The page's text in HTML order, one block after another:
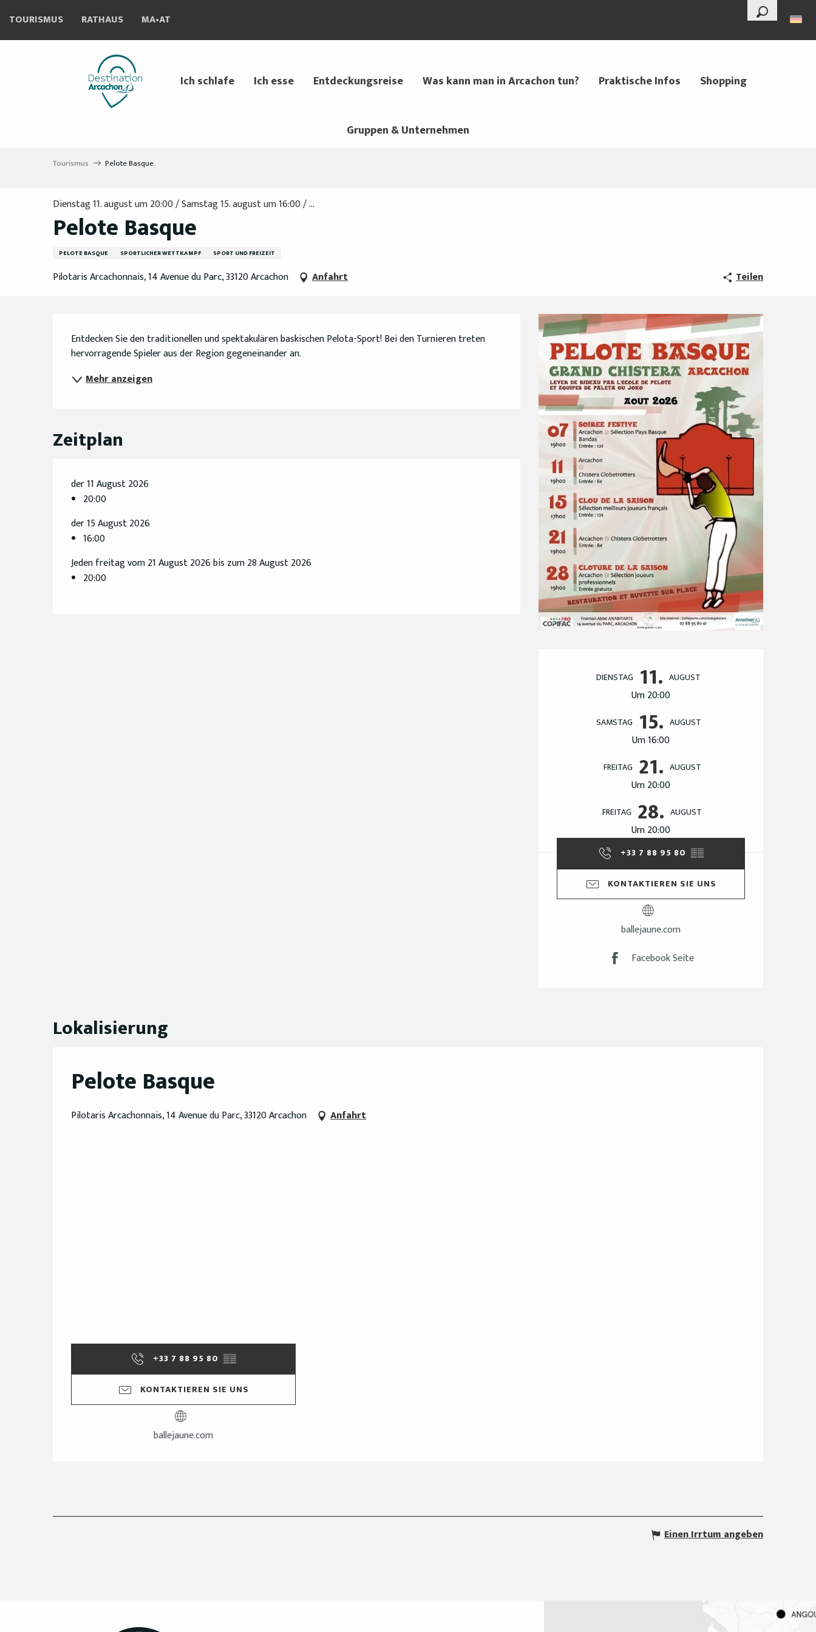
contenu
--°
Suche
TOURISMUS RATHAUS MA•AT
Ich schlafe Ich esse Entdeckungsreise Was kann man in Arcachon tun? Praktische Infos Shopping
Gruppen & Unternehmen
Tourismus Pelote Basque
Dienstag 11. august um 20:00 / Samstag 15. august um 16:00 / ...
Pelote Basque
PELOTE BASQUE SPORTLICHER WETTKAMPF SPORT UND FREIZEIT
Pilotaris Arcachonnais, 14 Avenue du Parc, 33120 Arcachon Anfahrt Teilen
Öffnungszeiten &
DIENSTAG 11. AUGUST
Um 20:00
SAMSTAG 15. AUGUST
Um 16:00
FREITAG 21. AUGUST
Um 20:00
FREITAG 28. AUGUST
Um 20:00
+33 7 88 95 80 ▒▒
KONTAKTIEREN SIE UNS
ballejaune.com
Facebook Seite
Beschreibung
Entdecken Sie den traditionellen und spektakulären baskischen Pelota-Sport! Bei den Turnieren treten
hervorragende Spieler aus der Region gegeneinander an.
Mehr anzeigen
Zeitplan
der 11 August 2026
20:00
der 15 August 2026
16:00
Jeden freitag vom 21 August 2026 bis zum 28 August 2026
20:00
Lokalisierung
Pelote Basque
Pilotaris Arcachonnais, 14 Avenue du Parc, 33120 Arcachon Anfahrt
+33 7 88 95 80 ▒▒
KONTAKTIEREN SIE UNS
ballejaune.com
Einen Irrtum angeben